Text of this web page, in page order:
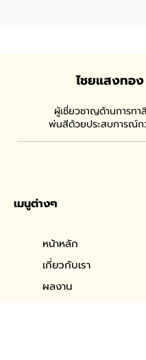
เมนูต่างๆ
ไชยแสงทอง
ผู้เชี่ยวชาญด้านการทา
พ่นสีด้วยประสบการณ์ก
หน้าหลัก
เกี่ยวกับเรา
ผลงาน